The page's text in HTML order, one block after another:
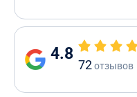
4.8
72отзывов